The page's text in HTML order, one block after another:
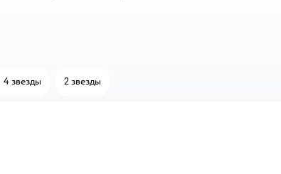
4 звезды 2 звезды